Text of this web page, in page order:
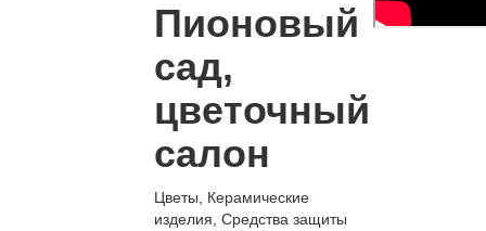
Пионовый
сад,
цветочный
салон
Цветы, Керамические
изделия, Средства защиты